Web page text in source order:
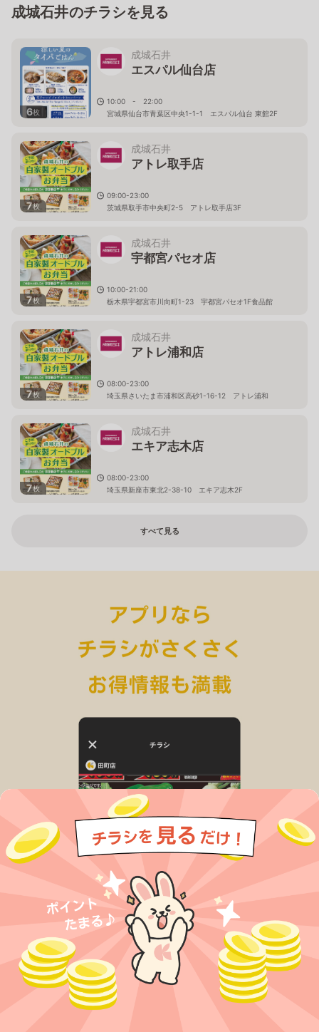
成城石井のチラシを見る
6枚
成城石井
エスパル仙台店
10:00 - 22:00
宮城県仙台市青葉区中央1-1-1 エスパル仙台 東館2F
7枚
成城石井
アトレ取手店
09:00-23:00
茨城県取手市中央町2-5 アトレ取手店3F
7枚
成城石井
宇都宮パセオ店
10:00-21:00
栃木県宇都宮市川向町1-23 宇都宮パセオ1F食品館
7枚
成城石井
アトレ浦和店
08:00-23:00
埼玉県さいたま市浦和区高砂1-16-12 アトレ浦和
7枚
成城石井
エキア志木店
08:00-23:00
埼玉県新座市東北2-38-10 エキア志木2F
すべて見る